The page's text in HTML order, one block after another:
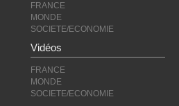
FRANCE
MONDE
SOCIETE/ECONOMIE
Vidéos
FRANCE
MONDE
SOCIETE/ECONOMIE